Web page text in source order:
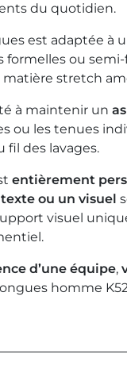
du quotidien.
est adaptée
formelles ou
stretch
à maintenir un
ou les tenues
fil des lavages.
entièrement
ou un visuel
visuel
d’une équipe,
homme